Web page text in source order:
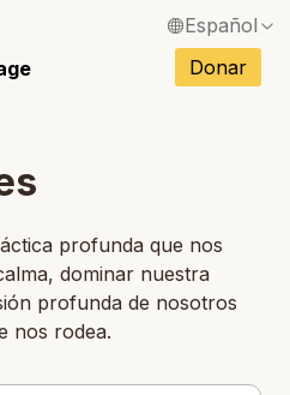
Español
English / Inglés
Português / Portugués
Tiếng Việt / Vietnamita
Donar
profunda que nos
dominar nuestra
profunda de nosotros
nos rodea.